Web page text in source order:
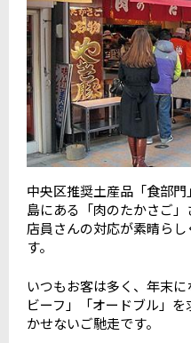
中央区推奨土産品「食部
島にある「肉のたかさご
店員さんの対応が素晴ら
す。
いつもお客は多く、年末
ビーフ」「オードブル」
かせないご馳走です。